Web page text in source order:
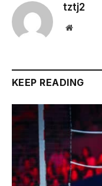
tztj2
Website
KEEP READING